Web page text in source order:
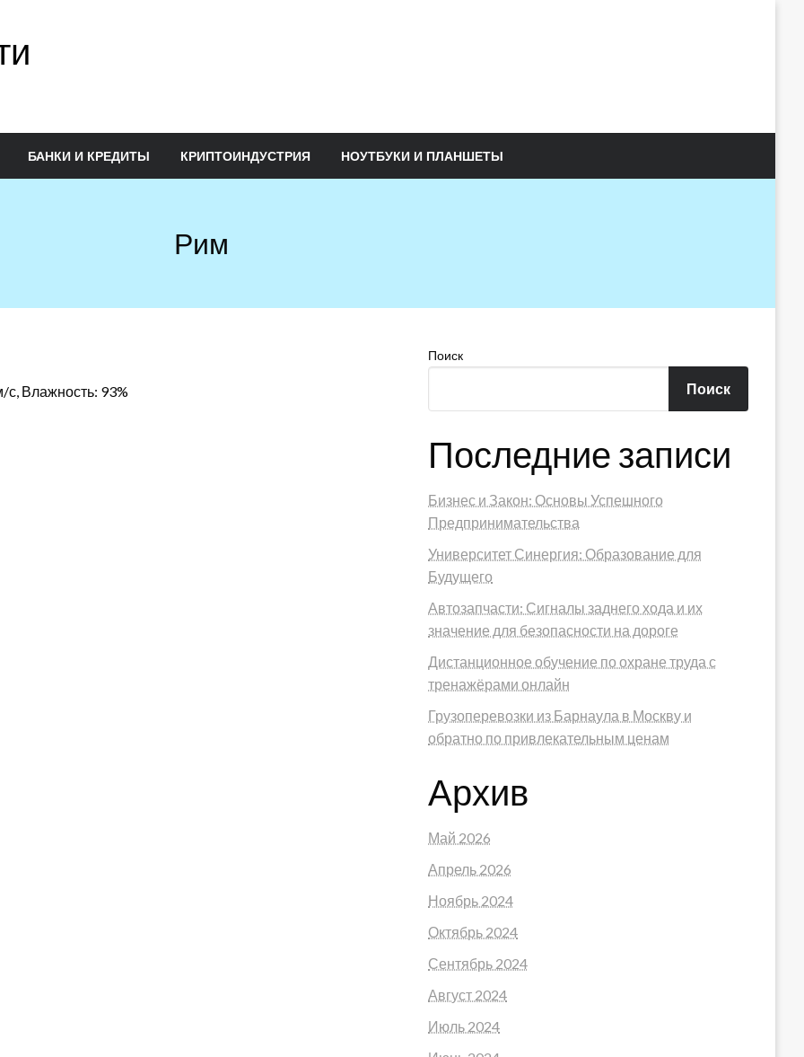
БАНКИ И КРЕДИТЫ КРИПТОИНДУСТРИЯ НОУТБУКИ И ПЛАНШЕТЫ
Рим
с, Влажность: 93%
Поиск
Поиск
Последние записи
Бизнес и Закон: Основы Успешного
Предпринимательства
Университет Синергия: Образование для
Будущего
Автозапчасти: Сигналы заднего хода и их
значение для безопасности на дороге
Дистанционное обучение по охране труда с
тренажёрами онлайн
Грузоперевозки из Барнаула в Москву и
обратно по привлекательным ценам
Архив
Май 2026
Апрель 2026
Ноябрь 2024
Октябрь 2024
Сентябрь 2024
Август 2024
Июль 2024